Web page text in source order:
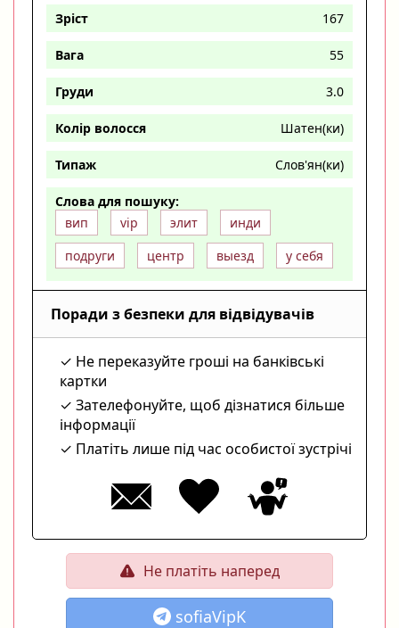
Зріст 167
Вага 55
Груди 3.0
Колір волосся Шатен(ки)
Типаж Слов'ян(ки)
Слова для пошуку:
вип
vip элит
инди
подруги
центр выезд у себя
Поради з безпеки для відвідувачів
Не переказуйте гроші на банківські
картки
Зателефонуйте, щоб дізнатися більше
інформації
Платіть лише під час особистої зустрічі
Не платіть наперед
sofiaVipK